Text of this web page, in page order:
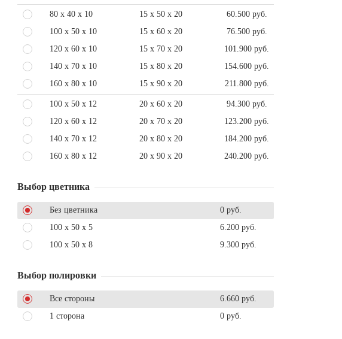
80 x 40 x 10 15 x 50 x 20
60.500 руб.
100 x 50 x 10
15 x 60 x 20
76.500 руб.
120 x 60 x 10
15 x 70 x 20
101.900 руб.
140 x 70 x 10
15 x 80 x 20
154.600 руб.
160 x 80 x 10
15 x 90 x 20 211.800 руб.
100 x 50 x 12 20 x 60 x 20
94.300 руб.
120 x 60 x 12
20 x 70 x 20
123.200 руб.
140 x 70 x 12
20 x 80 x 20
184.200 руб.
160 x 80 x 12
20 x 90 x 20 240.200 руб.
Выбор цветника
Без цветника
0 руб.
100 x 50 x 5
6.200 руб.
100 x 50 x 8
9.300 руб.
Выбор полировки
Все стороны
6.660 руб.
1 сторона
0 руб.